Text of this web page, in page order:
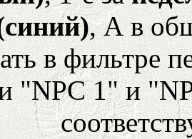
, А в
в фильтре
"NPC 1" и